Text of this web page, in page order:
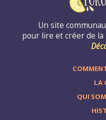
Un site
pour lire et créer de
LA
QUI